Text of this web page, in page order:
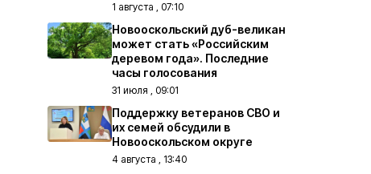
1 августа , 07:10
Новооскольский дуб-великан
может стать «Российским
деревом года». Последние
часы голосования
31 июля , 09:01
Поддержку ветеранов СВО и
их семей обсудили в
Новооскольском округе
4 августа , 13:40